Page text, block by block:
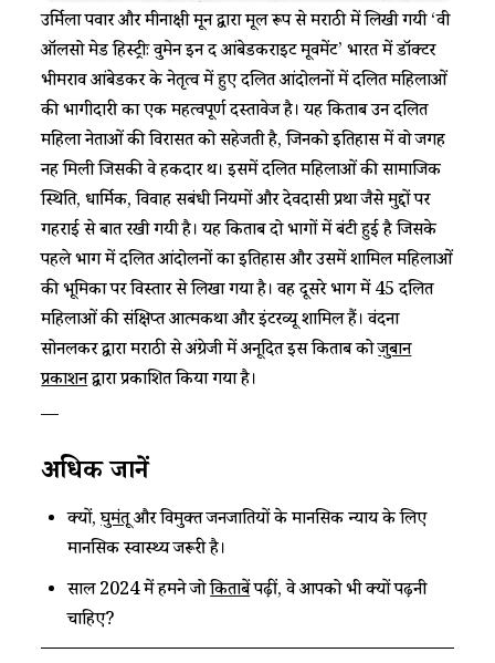
उर्मिला पवार और मीनाक्षी मून द्वारा मूल रूप से मराठी में लिखी गयी ‘वी
ऑलसो मेड हिस्ट्रीः वुमेन इन द आंबेडकराइट मूवमेंट’ भारत में डॉक्टर
भीमराव आंबेडकर के नेतृत्व में हुए दलित आंदोलनों में दलित महिलाओं
की भागीदारी का एक महत्वपूर्ण दस्तावेज है। यह किताब उन दलित
महिला नेताओं की विरासत को सहेजती है, जिनको इतिहास में वो जगह
नहीं मिली जिसकी वे हकदार थीं। इसमें दलित महिलाओं की सामाजिक
स्थिति, धार्मिक, विवाह सबंधी नियमों और देवदासी प्रथा जैसे मुद्दों पर
गहराई से बात रखी गयी है। यह किताब दो भागों में बंटी हुई है जिसके
पहले भाग में दलित आंदोलनों का इतिहास और उसमें शामिल महिलाओं
की भूमिका पर विस्तार से लिखा गया है। वहीं दूसरे भाग में 45 दलित
महिलाओं की संक्षिप्त आत्मकथा और इंटरव्यू शामिल हैं। वंदना
सोनलकर द्वारा मराठी से अंग्रेजी में अनूदित इस किताब कोजुबान
प्रकाशनद्वारा प्रकाशित किया गया है।
—
अधिक जानें
क्यों,घुमंतूऔर विमुक्त जनजातियों के मानसिक न्याय के लिए
मानसिक स्वास्थ्य जरूरी है।
साल 2024 में हमने जोकिताबेंपढ़ीं, वे आपको भी क्यों पढ़नी
चाहिए?